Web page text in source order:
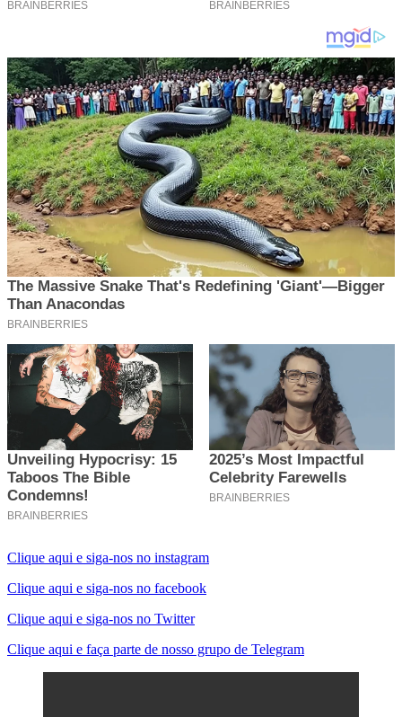
Clique aqui e siga-nos no instagram
Clique aqui e siga-nos no facebook
Clique aqui e siga-nos no Twitter
Clique aqui e faça parte de nosso grupo de Telegram